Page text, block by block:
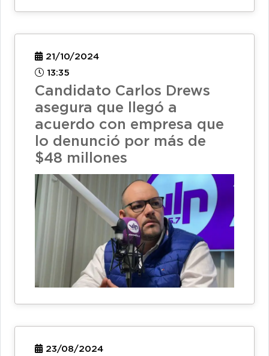
21/10/2024
13:35
Candidato Carlos Drews
asegura que llegó a
acuerdo con empresa que
lo denunció por más de
$48 millones
23/08/2024